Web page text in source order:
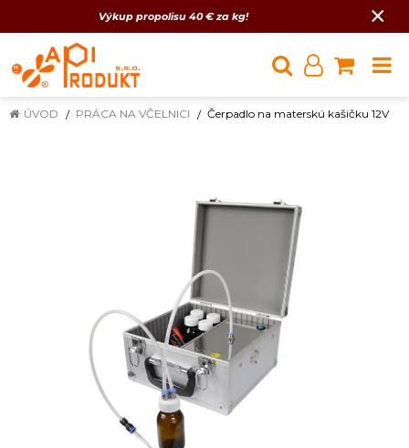
Výkup propolisu 40 € za kg! ×
ÚVOD PRÁCA NA VČELNICI Čerpadlo na materskú kašičku 12V